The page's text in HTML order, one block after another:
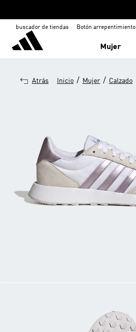
buscador de tiendas Botón arrepentimiento
Mujer
Atrás Inicio / Mujer / Calzado